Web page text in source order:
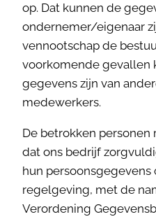
op. Dat kunnen de
ondernemer/eigenaar
vennootschap de
voorkomende gevallen
gegevens zijn van
medewerkers.
De betrokken
dat ons bedrijf
hun persoonsgegevens
regelgeving, met de
Verordening